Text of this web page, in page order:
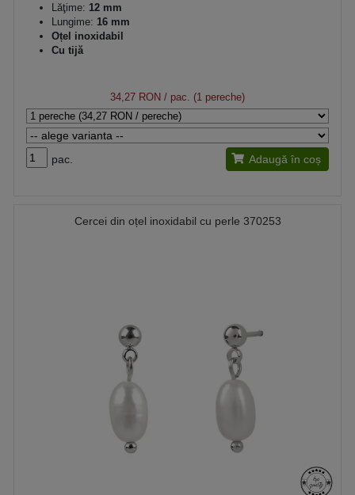
Lăţime: 12 mm
Lungime: 16 mm
Oțel inoxidabil
Cu tijă
34,27 RON / pac. (1 pereche)
pac. Adaugă în coș
Cercei din oțel inoxidabil cu perle 370253